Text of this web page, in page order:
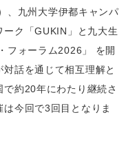
、九州大学伊都キャンパ
ーク「GUKIN」と九大生
フォーラム2026」 を開
話を通じて相互理解と
約20年にわたり継続さ
今回で3回目となりま